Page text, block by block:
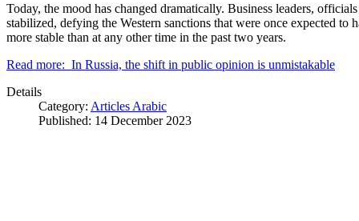
Today, the mood has changed dramatically. Business leaders,
stabilized, defying the Western sanctions that were once expected to
more stable than at any other time in the past two years.
Read more: In Russia, the shift in public opinion is unmistakable
Details
Category: Articles Arabic
Published: 14 December 2023